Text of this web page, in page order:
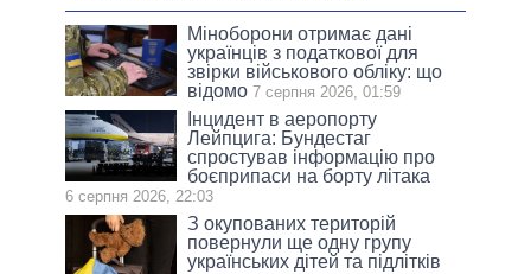
Міноборони отримає дані
українців з податкової для
звірки військового обліку: що
відомо 7 серпня 2026, 01:59
Інцидент в аеропорту
Лейпцига: Бундестаг
спростував інформацію про
боєприпаси на борту літака
6 серпня 2026, 22:03
З окупованих територій
повернули ще одну групу
українських дітей та підлітків